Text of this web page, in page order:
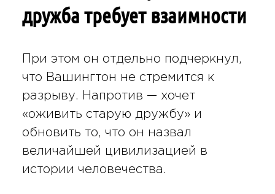
дружба требует взаимности
При этом он отдельно подчеркнул,
что Вашингтон не стремится к
разрыву. Напротив — хочет
«оживить старую дружбу» и
обновить то, что он назвал
величайшей цивилизацией в
истории человечества.